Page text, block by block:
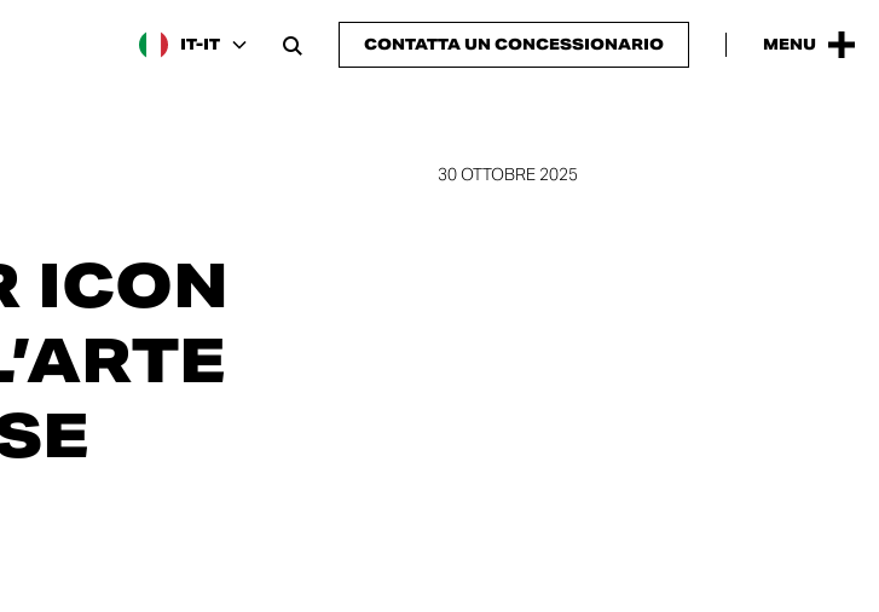
IT-IT CONTATTA UN CONCESSIONARIO MENU
30 OTTOBRE 2025
ICON